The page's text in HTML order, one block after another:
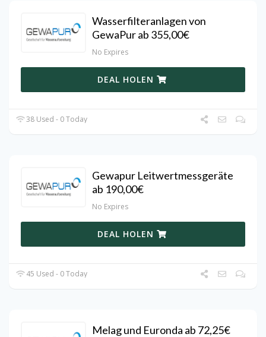
Wasserfilteranlagen von
GewaPur ab 355,00€
No Expires
DEAL HOLEN
38 Used - 0 Today
Gewapur Leitwertmessgeräte
ab 190,00€
No Expires
DEAL HOLEN
45 Used - 0 Today
Melag und Euronda ab 72,25€